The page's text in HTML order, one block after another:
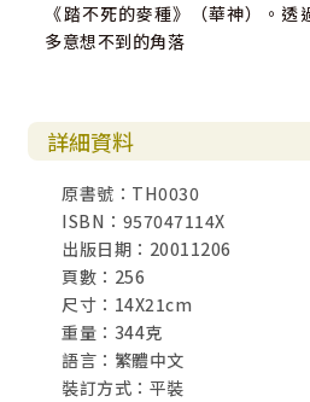
《踏不死的麥種》（華神）。
多意想不到的角落
詳細資料
原書號：TH0030
ISBN：957047114X
出版日期：20011206
頁數：256
尺寸：14X21cm
重量：344克
語言：繁體中文
裝訂方式：平裝